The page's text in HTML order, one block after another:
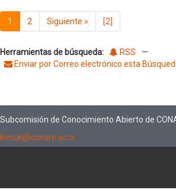
1 2 Siguiente » [2]
Herramientas de búsqueda: RSS
—
Enviar por Correo electrónico esta
Subcomisión de Conocimiento Abierto de
kimuk@conare.ac.cr